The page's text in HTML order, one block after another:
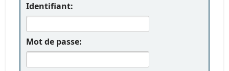
Identifiant:
Mot de passe: